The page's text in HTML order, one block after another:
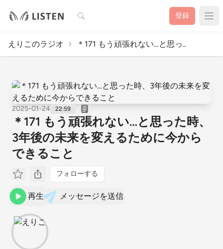
検索 登録
えりこのラジオ ＊171 もう頑張れない…と思っ..
2025-01-24 22:59
＊171 もう頑張れない…と思った時、
3年後の未来を変えるために今から
できること
フォローする
再生 メッセージを送信